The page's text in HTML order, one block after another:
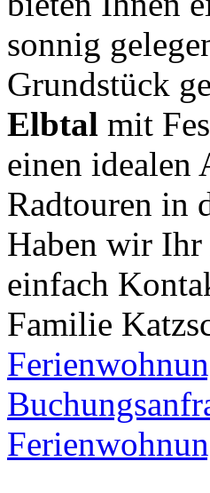
sonnig
Grundstück
Elbtal mit
einen idealen
Radtouren in
Haben wir Ihr
einfach
Familie